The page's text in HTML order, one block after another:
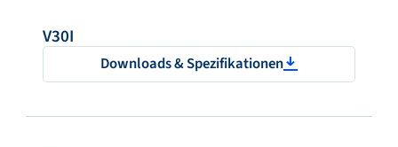
V30I
Downloads & Spezifikationen